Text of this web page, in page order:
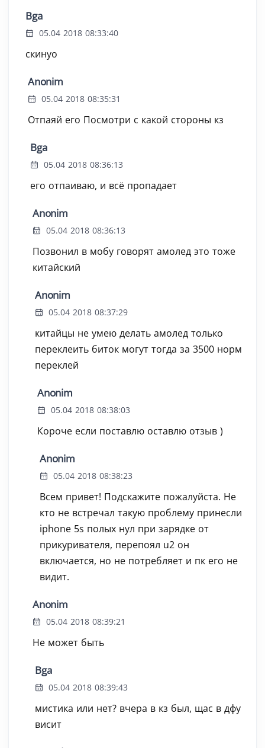
Bga
05.04 2018 08:33:40
скинуо
Anonim
05.04 2018 08:35:31
Отпаяй его Посмотри с какой стороны кз
Bga
05.04 2018 08:36:13
его отпаиваю, и всё пропадает
Anonim
05.04 2018 08:36:13
Позвонил в мобу говорят амолед это тоже
китайский
Anonim
05.04 2018 08:37:29
китайцы не умею делать амолед только
переклеить биток могут тогда за 3500 норм
переклей
Anonim
05.04 2018 08:38:03
Короче если поставлю оставлю отзыв )
Anonim
05.04 2018 08:38:23
Всем привет! Подскажите пожалуйста. Не
кто не встречал такую проблему принесли
iphone 5s полых нул при зарядке от
прикуривателя, перепоял u2 он
включается, но не потребляет и пк его не
видит.
Anonim
05.04 2018 08:39:21
Не может быть
Bga
05.04 2018 08:39:43
мистика или нет? вчера в кз был, щас в дфу
висит